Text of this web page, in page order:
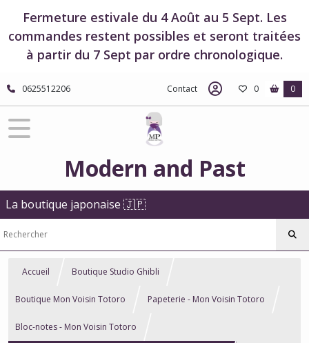
Fermeture estivale du 4 Août au 5 Sept. Les
commandes restent possibles et seront traitées
à partir du 7 Sept par ordre chronologique.
0625512206 Contact 0 0
Modern and Past
La boutique japonaise 🇯🇵
Accueil Boutique Studio Ghibli
Boutique Mon Voisin Totoro Papeterie - Mon Voisin Totoro
Bloc-notes - Mon Voisin Totoro